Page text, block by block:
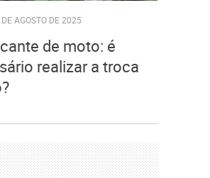
AGOSTO DE 2025
de moto: é
realizar a troca